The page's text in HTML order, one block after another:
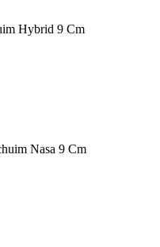
Hybrid 9 Cm
Nasa 9 Cm